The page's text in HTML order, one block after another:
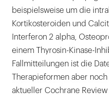
beispielsweise um die
Kortikosteroiden und
Interferon 2 alpha,
einem Thyrosin-Kinase-
Fallmitteilungen ist die
Therapieformen aber
aktueller Cochrane Review